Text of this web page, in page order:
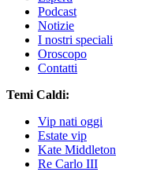
Podcast
Notizie
I nostri speciali
Oroscopo
Contatti
Temi Caldi:
Vip nati oggi
Estate vip
Kate Middleton
Re Carlo III